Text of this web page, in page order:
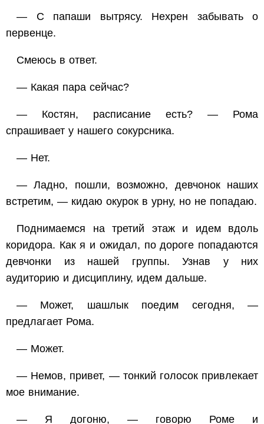
— С папаши вытрясу. Нехрен забывать о
первенце.
Смеюсь в ответ.
— Какая пара сейчас?
— Костян, расписание есть? — Рома
спрашивает у нашего сокурсника.
— Нет.
— Ладно, пошли, возможно, девчонок наших
встретим, — кидаю окурок в урну, но не попадаю.
Поднимаемся на третий этаж и идем вдоль
коридора. Как я и ожидал, по дороге попадаются
девчонки из нашей группы. Узнав у них
аудиторию и дисциплину, идем дальше.
— Может, шашлык поедим сегодня, —
предлагает Рома.
— Может.
— Немов, привет, — тонкий голосок привлекает
мое внимание.
— Я догоню, — говорю Роме и